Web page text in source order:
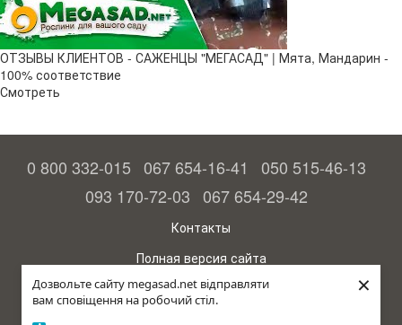
Дозвольте сайту megasad.net відправляти
вам сповіщення на робочий стіл.
×
ОТЗЫВЫ КЛИЕНТОВ - САЖЕНЦЫ "МЕГАСАД" | Мята, Мандарин -
100% соответствие
Смотреть
0 800 332-015 067 654-16-41
050 515-46-13
093 170-72-03 067 654-29-42
Контакты
Полная версия сайта
© 2015—2026
Megasad - гарантия высокого урожая